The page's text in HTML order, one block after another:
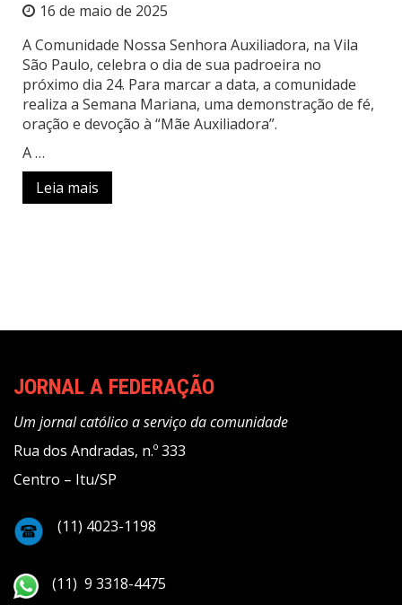
16 de maio de 2025
A Comunidade Nossa Senhora Auxiliadora, na Vila
São Paulo, celebra o dia de sua padroeira no
próximo dia 24. Para marcar a data, a comunidade
realiza a Semana Mariana, uma demonstração de fé,
oração e devoção à “Mãe Auxiliadora”.
A …
Leia mais
JORNAL A FEDERAÇÃO
Um jornal católico a serviço da comunidade
Rua dos Andradas, n.º 333
Centro – Itu/SP
(11) 4023-1198
(11) 9 3318-4475